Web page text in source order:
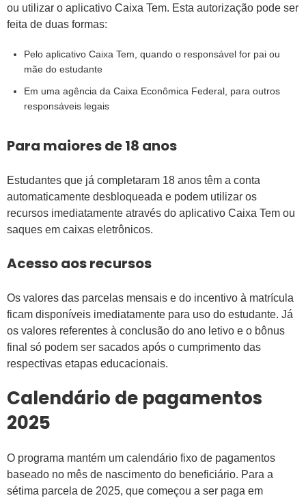
ou utilizar o aplicativo Caixa Tem. Esta autorização pode ser
feita de duas formas:
Pelo aplicativo Caixa Tem, quando o responsável for pai ou
mãe do estudante
Em uma agência da Caixa Econômica Federal, para outros
responsáveis legais
Para maiores de 18 anos
Estudantes que já completaram 18 anos têm a conta
automaticamente desbloqueada e podem utilizar os
recursos imediatamente através do aplicativo Caixa Tem ou
saques em caixas eletrônicos.
Acesso aos recursos
Os valores das parcelas mensais e do incentivo à matrícula
ficam disponíveis imediatamente para uso do estudante. Já
os valores referentes à conclusão do ano letivo e o bônus
final só podem ser sacados após o cumprimento das
respectivas etapas educacionais.
Calendário de pagamentos
2025
O programa mantém um calendário fixo de pagamentos
baseado no mês de nascimento do beneficiário. Para a
sétima parcela de 2025, que começou a ser paga em